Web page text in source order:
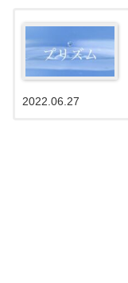
2022.06.27